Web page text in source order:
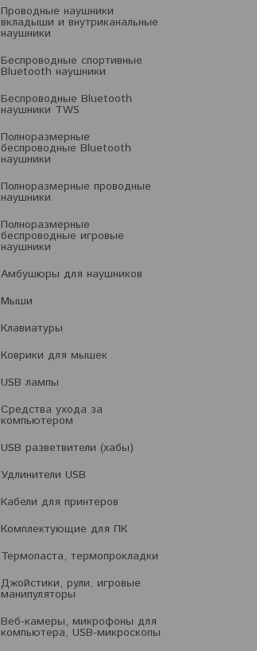
Проводные наушники
вкладыши и внутриканальные
наушники
Беспроводные спортивные
Bluetooth наушники
Беспроводные Bluetooth
наушники TWS
Полноразмерные
беспроводные Bluetooth
наушники
Полноразмерные проводные
наушники
Полноразмерные
беспроводные игровые
наушники
Амбушюры для наушников
Мыши
Клавиатуры
Коврики для мышек
USB лампы
Средства ухода за
компьютером
USB разветвители (хабы)
Удлинители USB
Кабели для принтеров
Комплектующие для ПК
Термопаста, термопрокладки
Джойстики, рули, игровые
манипуляторы
Веб-камеры, микрофоны для
компьютера, USB-микроскопы